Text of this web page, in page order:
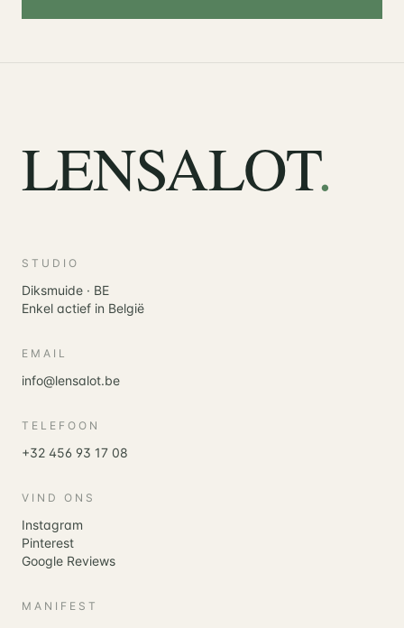
LENSALOT.
STUDIO
Diksmuide · BE
Enkel actief in België
EMAIL
info@lensalot.be
TELEFOON
+32 456 93 17 08
VIND ONS
Instagram
Pinterest
Google Reviews
MANIFEST